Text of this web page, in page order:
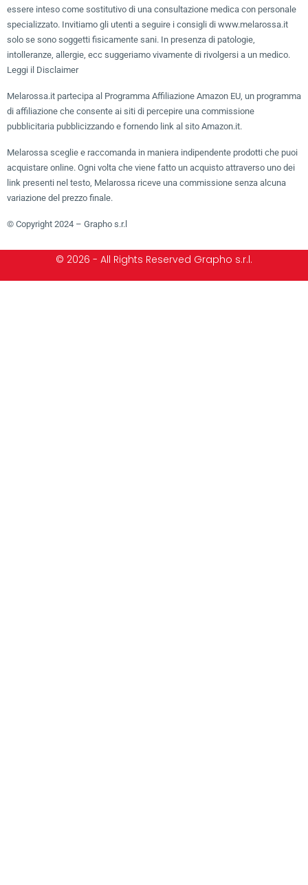
essere inteso come sostitutivo di una consultazione medica con personale
specializzato. Invitiamo gli utenti a seguire i consigli di www.melarossa.it
solo se sono soggetti fisicamente sani. In presenza di patologie,
intolleranze, allergie, ecc suggeriamo vivamente di rivolgersi a un medico.
Leggi il Disclaimer
Melarossa.it partecipa al Programma Affiliazione Amazon EU, un programma
di affiliazione che consente ai siti di percepire una commissione
pubblicitaria pubblicizzando e fornendo link al sito Amazon.it.
Melarossa sceglie e raccomanda in maniera indipendente prodotti che puoi
acquistare online. Ogni volta che viene fatto un acquisto attraverso uno dei
link presenti nel testo, Melarossa riceve una commissione senza alcuna
variazione del prezzo finale.
© Copyright 2024 – Grapho s.r.l
© 2026 - All Rights Reserved Grapho s.r.l.